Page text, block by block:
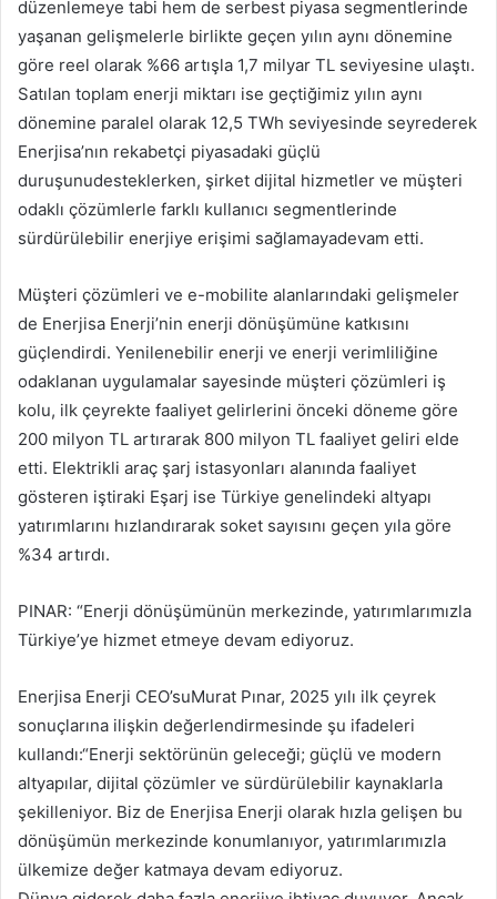
düzenlemeye tabi hem de serbest piyasa segmentlerinde
yaşanan gelişmelerle birlikte geçen yılın aynı dönemine
göre reel olarak %66 artışla 1,7 milyar TL seviyesine ulaştı.
Satılan toplam enerji miktarı ise geçtiğimiz yılın aynı
dönemine paralel olarak 12,5 TWh seviyesinde seyrederek
Enerjisa’nın rekabetçi piyasadaki güçlü
duruşunudesteklerken, şirket dijital hizmetler ve müşteri
odaklı çözümlerle farklı kullanıcı segmentlerinde
sürdürülebilir enerjiye erişimi sağlamayadevam etti.
Müşteri çözümleri ve e-mobilite alanlarındaki gelişmeler
de Enerjisa Enerji’nin enerji dönüşümüne katkısını
güçlendirdi. Yenilenebilir enerji ve enerji verimliliğine
odaklanan uygulamalar sayesinde müşteri çözümleri iş
kolu, ilk çeyrekte faaliyet gelirlerini önceki döneme göre
200 milyon TL artırarak 800 milyon TL faaliyet geliri elde
etti. Elektrikli araç şarj istasyonları alanında faaliyet
gösteren iştiraki Eşarj ise Türkiye genelindeki altyapı
yatırımlarını hızlandırarak soket sayısını geçen yıla göre
%34 artırdı.
PINAR: “Enerji dönüşümünün merkezinde, yatırımlarımızla
Türkiye’ye hizmet etmeye devam ediyoruz.
Enerjisa Enerji CEO’suMurat Pınar, 2025 yılı ilk çeyrek
sonuçlarına ilişkin değerlendirmesinde şu ifadeleri
kullandı:“Enerji sektörünün geleceği; güçlü ve modern
altyapılar, dijital çözümler ve sürdürülebilir kaynaklarla
şekilleniyor. Biz de Enerjisa Enerji olarak hızla gelişen bu
dönüşümün merkezinde konumlanıyor, yatırımlarımızla
ülkemize değer katmaya devam ediyoruz.